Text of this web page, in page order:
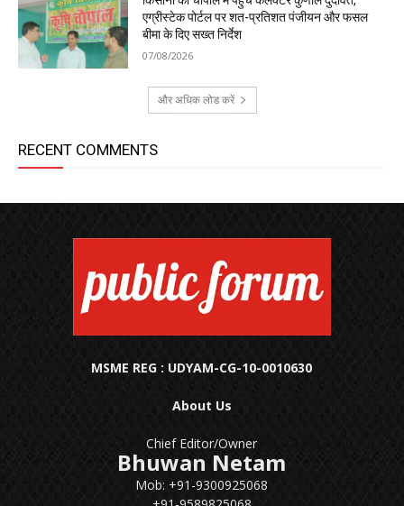
एग्रीस्टेक पोर्टल पर शत-प्रतिशत पंजीयन और फसल
बीमा के दिए सख्त निर्देश
07/08/2026
और अधिक लोड करें
RECENT COMMENTS